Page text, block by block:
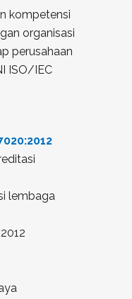
kompetensi
organisasi
perusahaan
ISO/IEC
lembaga